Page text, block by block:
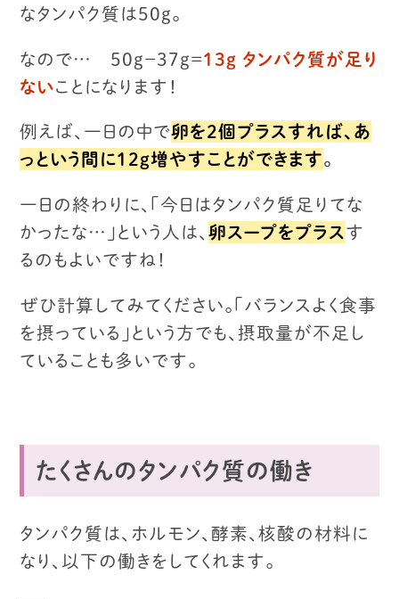
なタンパク質は５０g。
なので… ５０g−３７g＝１３g タンパク質が足り
ないことになります！
例えば、一日の中で卵を２個プラスすれば、あ
っという間に１２g増やすことができます。
一日の終わりに、「今日はタンパク質足りてな
かったな…」という人は、卵スープをプラス す
るのもよいですね！
ぜひ計算してみてください。
「バランスよく食事
を摂っている」という方でも、摂取量が不足し
ていることも多いです。
たくさんのタンパク質の働き
タンパク質は、ホルモン、酵素、核酸の材料に
なり、以下の働きをしてくれます。